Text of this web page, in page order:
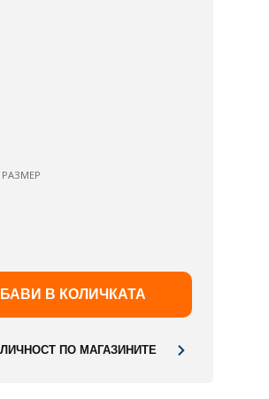
В КОЛИЧКАТА
ПО МАГАЗИНИТЕ